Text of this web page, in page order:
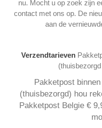
nu. Mocht u op zoek zijn
contact met ons op. De
aan de
Verzendtarieven
Pakketpost
(thuisbezorgd) hou
Pakketpost Belgie €